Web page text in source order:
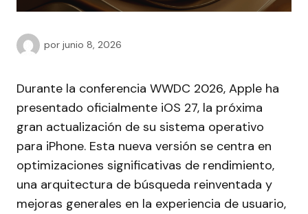
por junio 8, 2026
Durante la conferencia WWDC 2026, Apple ha
presentado oficialmente iOS 27, la próxima
gran actualización de su sistema operativo
para iPhone. Esta nueva versión se centra en
optimizaciones significativas de rendimiento,
una arquitectura de búsqueda reinventada y
mejoras generales en la experiencia de usuario,